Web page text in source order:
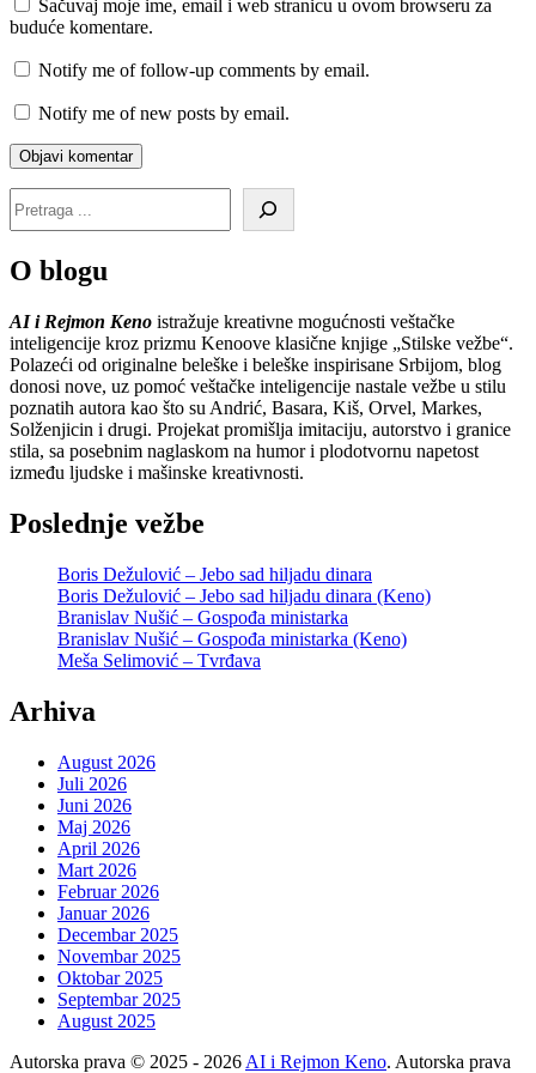
Sačuvaj moje ime, email i web stranicu u ovom browseru za
buduće komentare.
Notify me of follow-up comments by email.
Notify me of new posts by email.
O blogu
AI i Rejmon Keno istražuje kreativne mogućnosti veštačke
inteligencije kroz prizmu Kenoove klasične knjige „Stilske vežbe“.
Polazeći od originalne beleške i beleške inspirisane Srbijom, blog
donosi nove, uz pomoć veštačke inteligencije nastale vežbe u stilu
poznatih autora kao što su Andrić, Basara, Kiš, Orvel, Markes,
Solženjicin i drugi. Projekat promišlja imitaciju, autorstvo i granice
stila, sa posebnim naglaskom na humor i plodotvornu napetost
između ljudske i mašinske kreativnosti.
Poslednje vežbe
Boris Dežulović – Jebo sad hiljadu dinara
Boris Dežulović – Jebo sad hiljadu dinara (Keno)
Branislav Nušić – Gospođa ministarka
Branislav Nušić – Gospođa ministarka (Keno)
Meša Selimović – Tvrđava
Arhiva
August 2026
Juli 2026
Juni 2026
Maj 2026
April 2026
Mart 2026
Februar 2026
Januar 2026
Decembar 2025
Novembar 2025
Oktobar 2025
Septembar 2025
August 2025
Autorska prava © 2025 - 2026 AI i Rejmon Keno. Autorska prava